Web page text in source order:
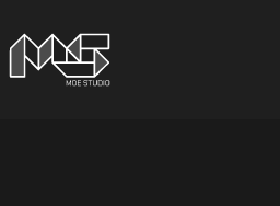
content